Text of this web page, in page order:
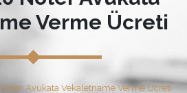
Verme Ücreti
Avukata Vekaletname Verme Ücreti